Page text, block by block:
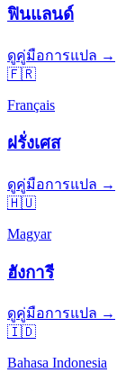
ฟินแลนด์
ดูคู่มือการแปล →
🇫🇷
Français
ฝรั่งเศส
ดูคู่มือการแปล →
🇭🇺
Magyar
ฮังการี
ดูคู่มือการแปล →
🇮🇩
Bahasa Indonesia